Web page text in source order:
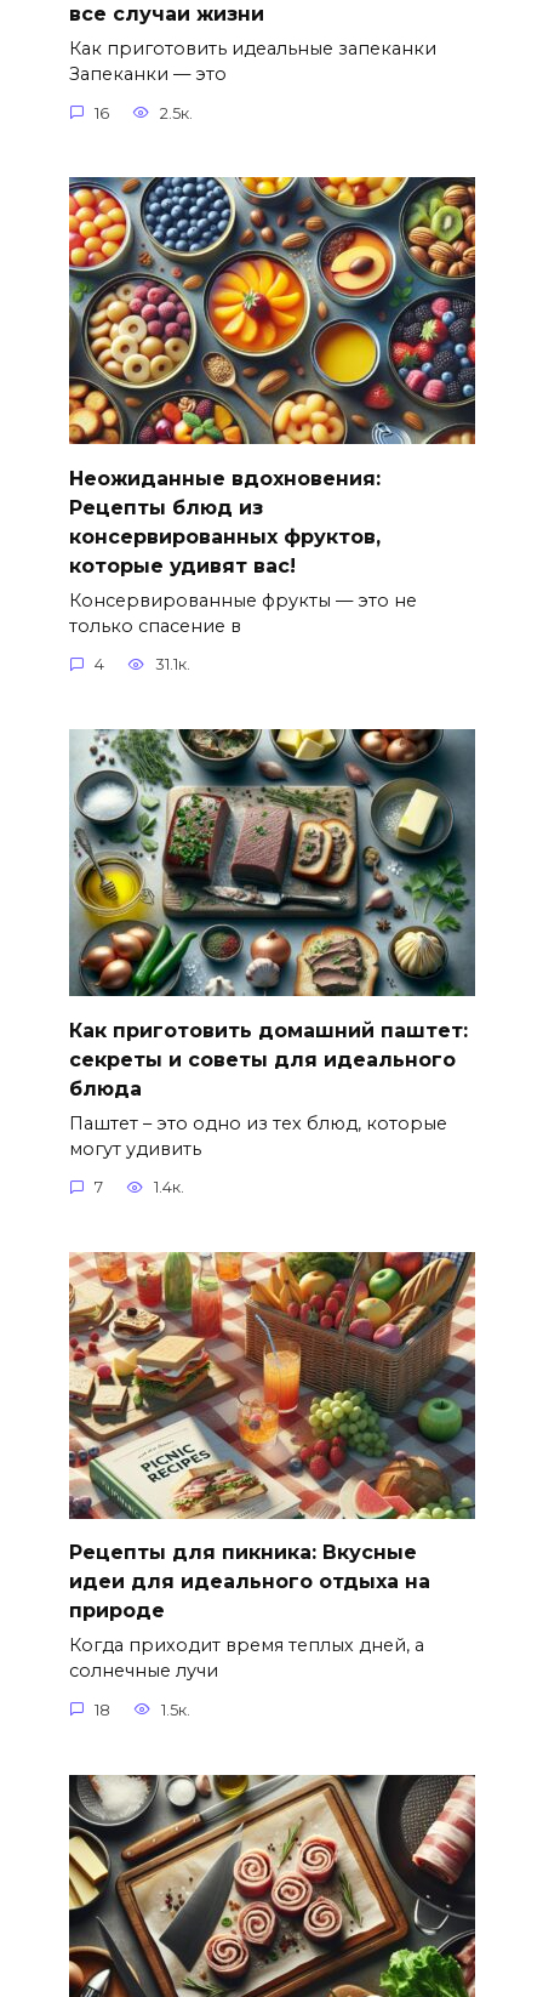
все случаи жизни
Как приготовить идеальные запеканки
Запеканки — это
16 2.5к.
Неожиданные вдохновения:
Рецепты блюд из
консервированных фруктов,
которые удивят вас!
Консервированные фрукты — это не
только спасение в
4 31.1к.
Как приготовить домашний паштет:
секреты и советы для идеального
блюда
Паштет – это одно из тех блюд, которые
могут удивить
7 1.4к.
Рецепты для пикника: Вкусные
идеи для идеального отдыха на
природе
Когда приходит время теплых дней, а
солнечные лучи
18 1.5к.